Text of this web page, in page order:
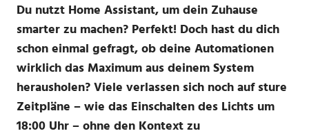
Du nutzt Home Assistant, um dein Zuhause
smarter zu machen? Perfekt! Doch hast du dich
schon einmal gefragt, ob deine Automationen
wirklich das Maximum aus deinem System
herausholen? Viele verlassen sich noch auf sture
Zeitpläne – wie das Einschalten des Lichts um
18:00 Uhr – ohne den Kontext zu